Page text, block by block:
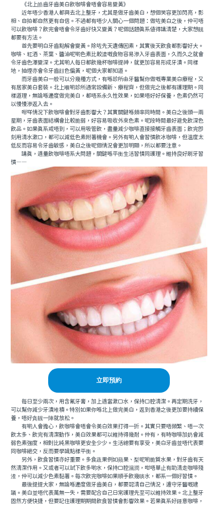
《北上皓齒牙齒美白飲咖啡會唔會容易變黃》
近年唔少香港人都興去北上整牙，尤其是做牙齒美白，想個笑容更加閃亮，影
相、自拍都自然更有自信。不過都有唔少人關心一個問題：做咗美白之後，仲可唔
可以飲咖啡？飲完會唔會令牙齒好快又變黃？呢個話題真系值得講清楚，大家想靓
都要有方法。
首先要明白牙齒點解會變黃。除咗先天遺傳因素，其實後天飲食都影響好大。
咖啡、紅酒、茶葉、醬油呢啲色素比較濃嘅食物容易滲入牙齒表面，久而久之就會
令牙齒色澤變深。尤其啲人每日都飲幾杯咖啡提神，就更加容易形成牙漬。同樣
地，抽煙亦會令牙齒顔色偏黃，呢個大家都知道。
而牙齒美白一般可以分幾種方式，有喺診所由牙醫幫你做嘅專業美白療程，又
有居家美白套裝。北上嗰啲診所通常設備新、療程齊，但做完之後都有護理期。同
樣道理，無論喺邊度做完美白，都唔系永久性效果，如果唔好好保養，色素仍然可
以慢慢滲返入去。
咁咩情況下飲咖啡會對牙齒影響大？其實關鍵喺頻率同時間。美白之後頭一兩
星期，牙齒表面結構會比較脆弱，好容易吸收外來色素。呢段時間最好避免飲深色
飲品。如果真系戒唔到，可以用吸管飲，盡量減少咖啡直接接觸牙齒表面；飲完即
刻用清水漱口，都可以減低色素附著機會。另外有啲人會習慣飲冰咖啡，但溫度太
低反而容易令牙齒敏感，美白之後呢個情況會更加明顯，所以都要注意。
講真，適量飲咖啡唔系大問題，關鍵喺平衡生活習慣同護理。維持良好刷牙習
慣——
立即預約
每日至少兩次，用含氟牙膏，加上適當漱口水，保持口腔清潔。再定期洗牙，
可以幫你減少牙漬堆積。特別如果你喺北上做完美白，返到香港之後更加要持續保
養，唔好貪靓一陣就放松。
有啲人會擔心，飲咖啡會唔會令美白效果打得一折。其實只要唔頻繁、唔一次
飲太多、飲完有清潔動作，美白效果都可以維持得幾耐。仲有，有時咖啡加奶會減
弱色素強度，相對比純黑咖啡更安全少少。生活總要有享受，美白牙齒並唔代表要
同咖啡絕交，反而要學識點樣平衡。
另外，飲食習慣亦好重要。多食蔬果例如蘋果、梨呢啲脆質水果，對牙齒有天
然清潔作用。又或者可以試下飲多啲水，保持口腔濕潤，咁唔單止有助清走咖啡殘
渣，仲可以減少色素黏著。每次飲完咖啡如果順手飲幾啖水，都系一個好習慣。
最後提提大家，無論喺邊度做牙齒美白，都要認清自己情況，遵守牙醫嘅建
議。美白並唔代表萬無一失，需要配合自己日常護理先至可以維持效果。北上整牙
固然方便快捷，但要記住護理期期間飲食習慣會影響效果。若果真系好鍾意咖啡，